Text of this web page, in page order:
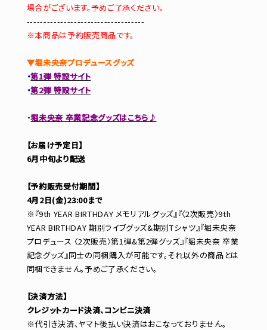
場合がございます。予めご了承ください。
-----------------------------------
※本商品は予約販売商品です。
▼堀未央奈プロデュースグッズ
・第1弾 特設サイト
・第2弾 特設サイト
・堀未央奈 卒業記念グッズはこちら♪
【お届け予定日】
6月中旬より配送
【予約販売受付期間】
4月2日(金)23:00まで
※『9th YEAR BIRTHDAY メモリアルグッズ』『〈2次販売〉9th
YEAR BIRTHDAY 期別ライブグッズ&期別Tシャツ』『堀未央奈
プロデュース 〈2次販売〉第1弾&第2弾グッズ』『堀未央奈 卒業
記念グッズ』同士の同梱購入が可能です。それ以外の商品とは
同梱できません。予めご了承ください。
【決済方法】
クレジットカード決済、コンビニ決済
※代引き決済、ヤマト後払い決済はおこなっておりません。